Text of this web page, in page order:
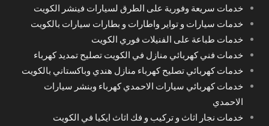
خدمات سريعة وفورية على الطرق لسيارات فينشر الكويت
خدمات سيارات و تواير واطارات و بطارات سيارات بالكويت
خدمات طباعة على الفنيلات فوري الكويت
خدمات فني كهربائي منازل في الكويت تصليح تمديد كهرباء
خدمات كهربائي تصليح كهرباء منازل هندي وباكستاني بالكويت
خدمات كهربائي سيارات الاحمدي كهرباء وبنشر سيارات
الاحمدي
خدمات نجار اثاث و تركيب و فك اثاث ايكيا في الكويت